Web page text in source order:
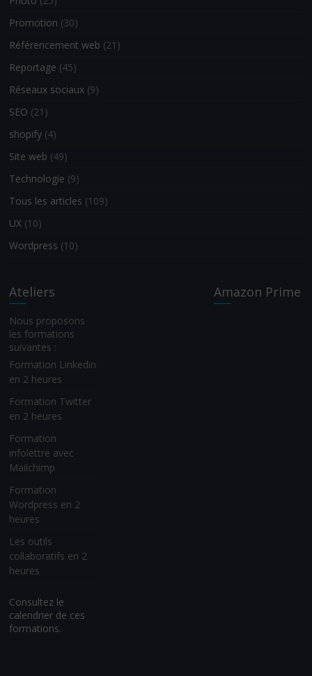
Promotion (30)
Référencement web (21)
Reportage (45)
Réseaux sociaux (9)
SEO (21)
shopify (4)
Site web (49)
Technologie (9)
Tous les articles (109)
UX (10)
Wordpress (10)
Ateliers
Nous proposons
les formations
suivantes :
Formation Linkedin
en 2 heures
Formation Twitter
en 2 heures
Formation
infolettre avec
Mailchimp
Formation
Wordpress en 2
heures
Les outils
collaboratifs en 2
heures
Consultez le
calendrier de ces
formations.
Amazon Prime